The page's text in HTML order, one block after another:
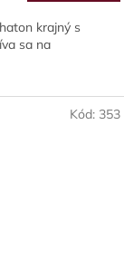
krajný s
sa na
Kód: 353